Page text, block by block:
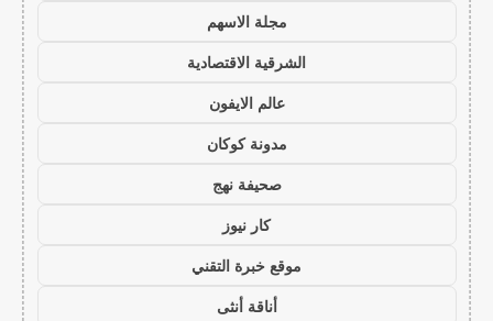
مجلة الاسهم
الشرقية الاقتصادية
عالم الايفون
مدونة كوكان
صحيفة نهج
كار نيوز
موقع خبرة التقني
أناقة أنثى